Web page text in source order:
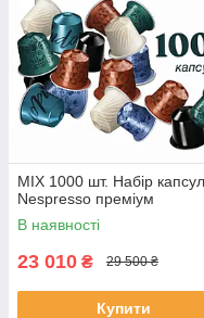
МІХ 1000 шт. Набір капсул
Nespresso преміум
В наявності
23 010 ₴ 29 500 ₴
Купити